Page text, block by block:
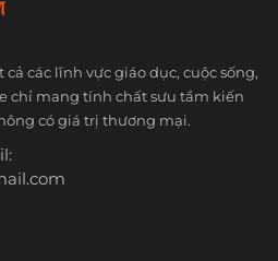
các lĩnh vực giáo dục, cuộc sống,
chỉ mang tính chất sưu tầm kiến
có giá trị thương mại.